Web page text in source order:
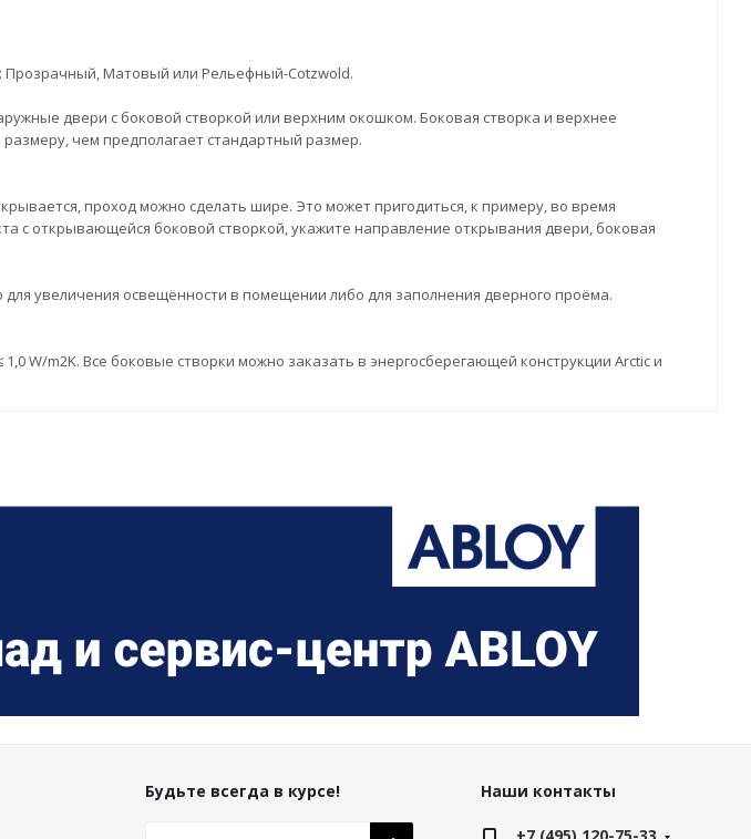
Прозрачный, Матовый или Рельефный-Cotzwold.
двери с боковой створкой или верхним окошком. Боковая створка и верхнее
чем предполагает стандартный размер.
проход можно сделать шире. Это может пригодиться, к примеру, во время
с открывающейся боковой створкой, укажите направление открывания двери, боковая
увеличения освещённости в помещении либо для заполнения дверного проёма.
W/m2K. Все боковые створки можно заказать в энергосберегающей конструкции Arctic и
Будьте всегда в курсе! Наши контакты